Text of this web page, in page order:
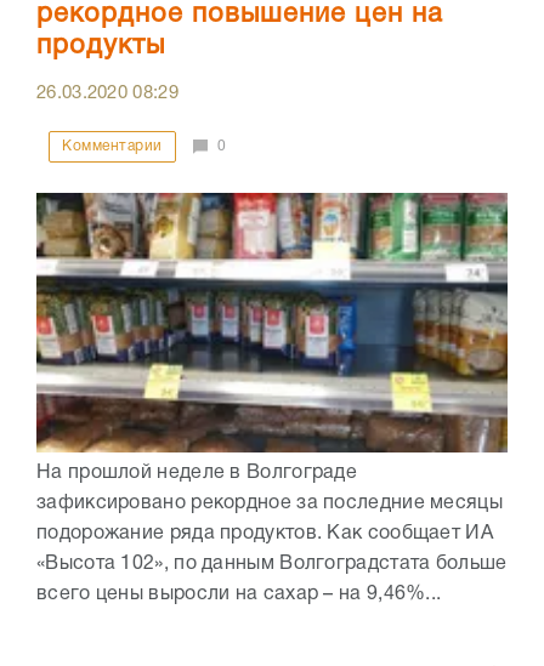
рекордное повышение цен на
продукты
26.03.202008:29
Комментарии 0
На прошлой неделе в Волгограде
зафиксировано рекордное за последние месяцы
подорожание ряда продуктов. Как сообщает ИА
«Высота 102», по данным Волгоградстата больше
всего цены выросли на сахар – на 9,46%...